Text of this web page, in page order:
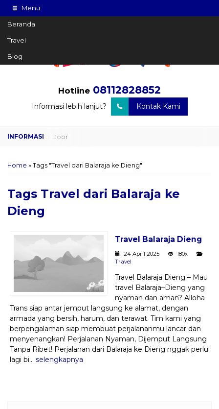
Menu
Beranda
Travel
Blog
Hotline 08112828852
Informasi lebih lanjut? Kontak Kami
Travel Door to Door
Sewa Mobil Plus Driver
Wisata
Paket Kilat
Pengiriman Barang
Home » Tags "Travel dari Balaraja ke Dieng"
Tags Travel dari Balaraja ke
Dieng
Travel Balaraja Dieng
24 April 2025
180x
Travel
Travel Balaraja Dieng – Mau
travel Balaraja–Dieng yang
nyaman dan aman? Alloha
Trans siap antar jemput langsung ke alamat, dengan
armada yang bersih, harum, dan terawat. Tim kami yang
berpengalaman siap membuat perjalananmu lancar dan
menyenangkan! Perjalanan Nyaman, Dijemput Langsung
Tanpa Ribet! Perjalanan dari Balaraja ke Dieng nggak perlu
lagi bi... selengkapnya